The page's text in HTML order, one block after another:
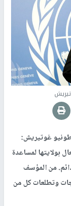
غوتيريش:
بولايتها لمساعدة
من المؤسف
وتطلعات كل من